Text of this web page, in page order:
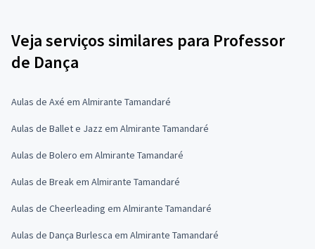
Veja serviços similares para Professor
de Dança
Aulas de Axé em Almirante Tamandaré
Aulas de Ballet e Jazz em Almirante Tamandaré
Aulas de Bolero em Almirante Tamandaré
Aulas de Break em Almirante Tamandaré
Aulas de Cheerleading em Almirante Tamandaré
Aulas de Dança Burlesca em Almirante Tamandaré